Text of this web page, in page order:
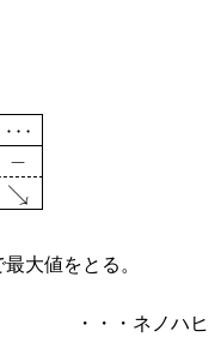
a
⋯
−
↘
最大値をとる。
・・・ネノハヒ